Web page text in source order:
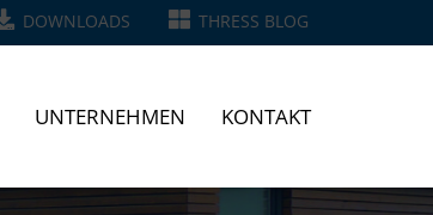
DOWNLOADS THRESS BLOG
UNTERNEHMEN KONTAKT